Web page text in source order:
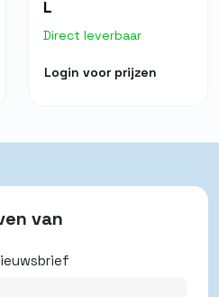
L
Direct leverbaar
Login voor prijzen
van